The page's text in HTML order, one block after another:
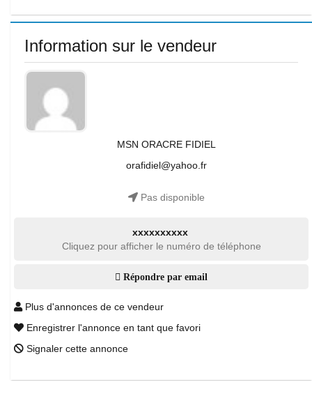
Information sur le vendeur
MSN ORACRE FIDIEL
orafidiel@yahoo.fr
Pas disponible
xxxxxxxxxx
Cliquez pour afficher le numéro de téléphone
Répondre par email
Plus d'annonces de ce vendeur
Enregistrer l'annonce en tant que favori
Signaler cette annonce